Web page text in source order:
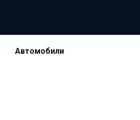
Автомобили